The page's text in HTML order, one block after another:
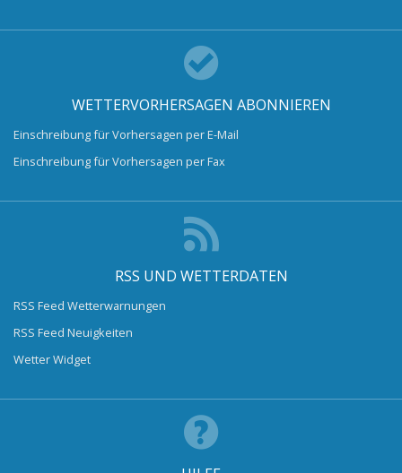
WETTERVORHERSAGEN ABONNIEREN
Einschreibung für Vorhersagen per E-Mail
Einschreibung für Vorhersagen per Fax
RSS UND WETTERDATEN
RSS Feed Wetterwarnungen
RSS Feed Neuigkeiten
Wetter Widget